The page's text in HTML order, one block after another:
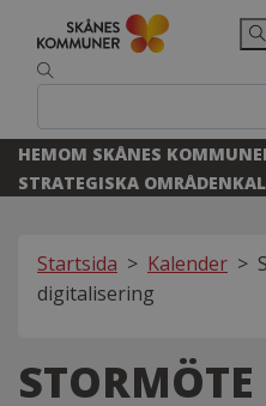
HEMOM SKÅNES
STRATEGISKA OMRÅDEN
Startsida > Kalender >
digitalisering